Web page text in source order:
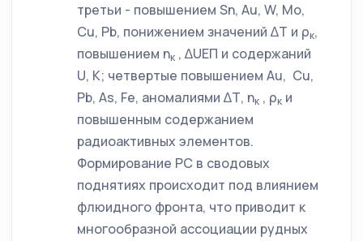
третьи - повышением Sn, Au, W, Mo,
Cu, Pb, понижением значений ∆Т и ρк,
повышением ηк , ∆UЕП и содержаний
U, К; четвертые повышением Au, Cu,
Pb, As, Fe, аномалиями ∆Т, ηк , ρк и
повышенным содержанием
радиоактивных элементов.
Формирование РС в сводовых
поднятиях происходит под влиянием
флюидного фронта, что приводит к
многообразной ассоциации рудных